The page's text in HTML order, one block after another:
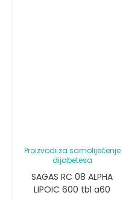
Proizvodi za samoliječenje
dijabetesa
SAGAS RC 08 ALPHA
LIPOIC 600 tbl a60